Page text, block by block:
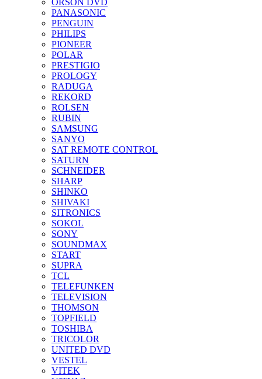
ORSON DVD
PANASONIC
PENGUIN
PHILIPS
PIONEER
POLAR
PRESTIGIO
PROLOGY
RADUGA
REKORD
ROLSEN
RUBIN
SAMSUNG
SANYO
SAT REMOTE CONTROL
SATURN
SCHNEIDER
SHARP
SHINKO
SHIVAKI
SITRONICS
SOKOL
SONY
SOUNDMAX
START
SUPRA
TCL
TELEFUNKEN
TELEVISION
THOMSON
TOPFIELD
TOSHIBA
TRICOLOR
UNITED DVD
VESTEL
VITEK